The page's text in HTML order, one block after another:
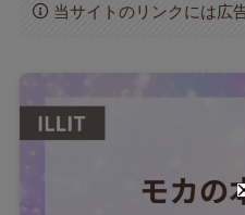
当サイトのリンクには広